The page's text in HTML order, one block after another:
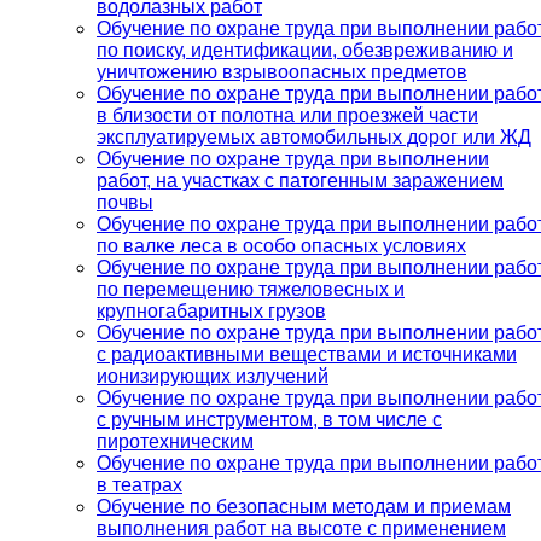
водолазных работ
Обучение по охране труда при выполнении
по поиску, идентификации, обезвреживанию и
уничтожению взрывоопасных предметов
Обучение по охране труда при выполнении
в близости от полотна или проезжей части
эксплуатируемых автомобильных дорог или ЖД
Обучение по охране труда при выполнении
работ, на участках с патогенным заражением
почвы
Обучение по охране труда при выполнении
по валке леса в особо опасных условиях
Обучение по охране труда при выполнении
по перемещению тяжеловесных и
крупногабаритных грузов
Обучение по охране труда при выполнении
с радиоактивными веществами и источниками
ионизирующих излучений
Обучение по охране труда при выполнении
с ручным инструментом, в том числе с
пиротехническим
Обучение по охране труда при выполнении
в театрах
Обучение по безопасным методам и приемам
выполнения работ на высоте с применением